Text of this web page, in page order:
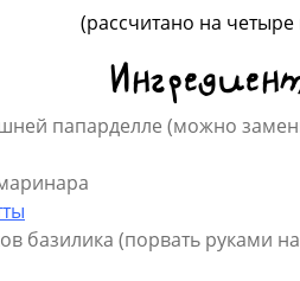
(рассчитано на
папарделле (можно
базилика (порвать руками